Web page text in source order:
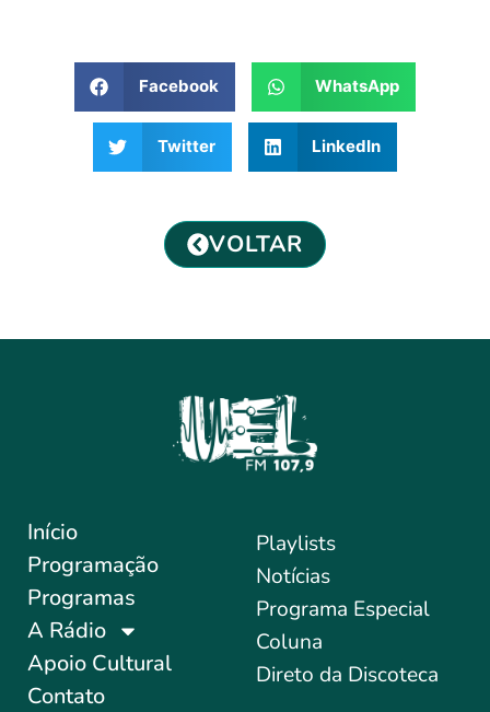
Facebook WhatsApp
Twitter LinkedIn
VOLTAR
Início
Programação
Programas
A Rádio
Apoio Cultural
Contato
Playlists
Notícias
Programa Especial
Coluna
Direto da Discoteca